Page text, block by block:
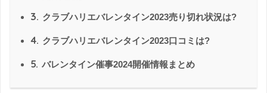
3. クラブハリエバレンタイン2023売り切れ状況は?
4. クラブハリエバレンタイン2023口コミは?
5. バレンタイン催事2024開催情報まとめ